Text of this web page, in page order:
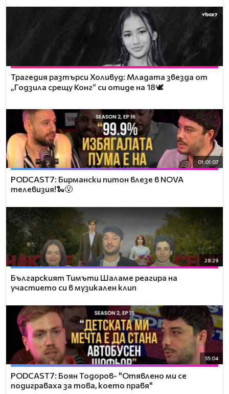
Трагедия разтърси Холивуд: Младата звезда от
„Годзила срещу Конг“ си отиде на 18🕊️
01:01:07
PODCAST7: Бирмански питон влезе в NOVA
телевизия!🐍😮
28:29
Българският Тимъти Шаламе реагира на
участието си в музикален клип
55:04
PODCAST7: ‪Боян Тодоров- "Отявлено ми се
подиграваха за това, което правя"